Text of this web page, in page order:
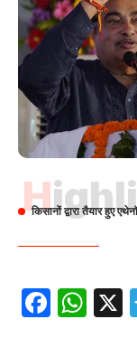
किसानों द्वारा तैयार हुए